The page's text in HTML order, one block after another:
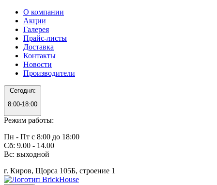
О компании
Акции
Галерея
Прайс-листы
Доставка
Контакты
Новости
Производители
Сегодня:
8:00-18:00
Режим работы:
Пн - Пт с 8:00 до 18:00
Сб: 9.00 - 14.00
Вс: выходной
г. Киров, Щорса 105Б, строение 1